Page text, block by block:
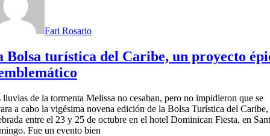
Fari Rosario
Bolsa turística del Caribe, un proyecto
lluvias de la tormenta Melissa no cesaban, pero no impidieron que se
a cabo la vigésima novena edición de la Bolsa Turística del Caribe,
entre el 23 y 25 de octubre en el hotel Dominican Fiesta, en
Fue un evento bien